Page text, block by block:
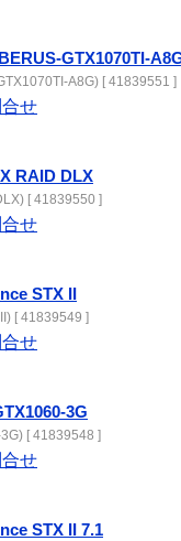
GTX1070TI-
A8G) [ 41839551 ]
せ
RAID DLX
[ 41839550 ]
せ
STX II
[ 41839549 ]
せ
3G
[ 41839548 ]
せ
STX II 7.1